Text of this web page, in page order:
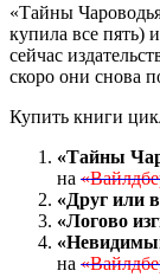
«Тайны
купила все пять)
сейчас
скоро они снова
Купить книги
«Тайны
на
«Друг или
«Логово
на